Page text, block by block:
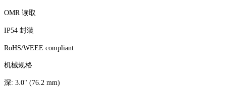
OMR 读取
IP54 封装
RoHS/WEEE compliant
机械规格
深: 3.0" (76.2 mm)